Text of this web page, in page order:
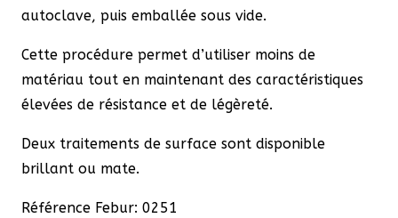
2015)
autoclave, puis emballée sous vide.
Cette procédure permet d’utiliser moins de
matériau tout en maintenant des caractéristiques
élevées de résistance et de légèreté.
Deux traitements de surface sont disponible
brillant ou mate.
Référence Febur: 0251